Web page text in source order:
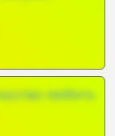
любить